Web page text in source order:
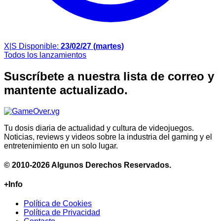
X|S Disponible: 23/02/27 (martes)
Todos los lanzamientos
Suscríbete a nuestra lista de correo y
mantente actualizado.
Tu dosis diaria de actualidad y cultura de videojuegos.
Noticias, reviews y videos sobre la industria del gaming y el
entretenimiento en un solo lugar.
© 2010-2026 Algunos Derechos Reservados.
+Info
Política de Cookies
Política de Privacidad